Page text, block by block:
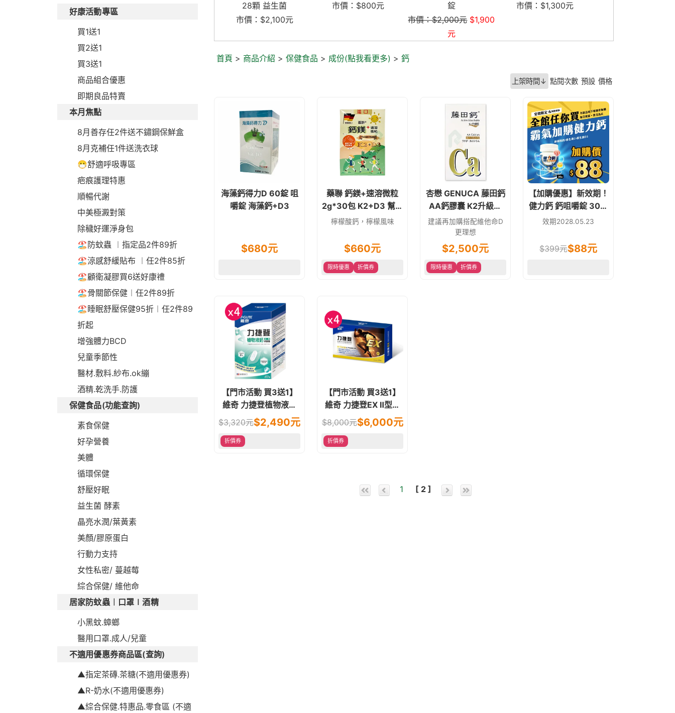
好康活動專區
買1送1
買2送1
買3送1
商品組合優惠
即期良品特賣
本月焦點
8月善存任2件送不鏽鋼保鮮盒
8月克補任1件送洗衣球
😷舒適呼吸專區
疤痕護理特惠
順暢代謝
中美極澱對策
除穢好運淨身包
🏖️防蚊蟲 ︱指定品2件89折
🏖️涼感舒緩貼布 ︱任2件85折
🏖️顧衛凝膠買6送好康禮
🏖️骨關節保健︱任2件89折
🏖️睡眠舒壓保健95折︱任2件89
折起
增強體力BCD
兒童季節性
醫材.敷料.紗布.ok繃
酒精.乾洗手.防護
保健食品(功能查詢)
素食保健
好孕營養
美體
循環保健
舒壓好眠
益生菌 酵素
晶亮水潤/葉黃素
美顏/膠原蛋白
行動力支持
女性私密/ 蔓越莓
綜合保健/ 維他命
居家防蚊蟲︱口罩∣酒精
小黑蚊.蟑螂
醫用口罩.成人/兒童
不適用優惠券商品區(查詢)
▲指定茶磚.茶糖(不適用優惠券)
▲R-奶水(不適用優惠券)
▲綜合保健.特惠品.零食區 (不適
市價：$800元
錠
$1,900
市價：$1,300元
)
首頁 > 商品介紹 > 保健食品 > 成份(點我看更多) > 鈣
上架時間↓ 點閱次數 預設 價格
海藻鈣得力D 60錠 咀
嚼錠 海藻鈣+D3
$680元
藥聯 鈣鎂+速溶微粒
2g*30包 K2+D3 幫助
入睡/增進鈣吸收
檸檬酸鈣，檸檬風味
$660元
限時優惠 折價券
杏懋 GENUCA 藤田鈣
AA鈣膠囊 K2升級版
200顆
建議再加購搭配維他命D
更理想
$2,500元
限時優惠 折價券
【加購優惠】新效期！
健力鈣 鈣咀嚼錠 30錠
(含D3-800IU) 環保裸
效期2028.05.23
$399元$88元
【門市活動 買3送1】
維奇 力捷登植物液鈣
軟膠囊 60顆 全素食可
$3,320元$2,490元
折價券
【門市活動 買3送1】
維奇 力捷登EX Ⅱ型膠
原蛋白粉劑 百香果風
味 30包
$8,000元$6,000元
折價券
1 [ 2 ]